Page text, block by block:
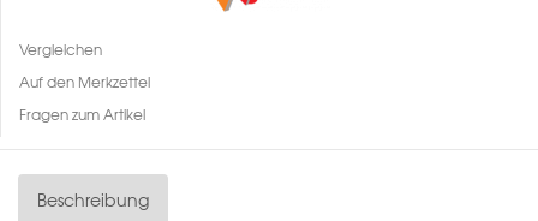
Vergleichen
Auf den Merkzettel
Fragen zum Artikel
Beschreibung